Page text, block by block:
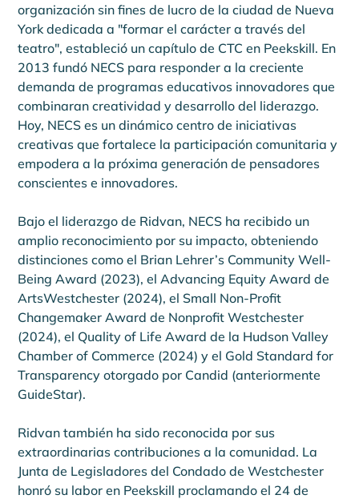
organización sin fines de lucro de la ciudad de Nueva
York dedicada a "formar el carácter a través del
teatro", estableció un capítulo de CTC en Peekskill. En
2013 fundó NECS para responder a la creciente
demanda de programas educativos innovadores que
combinaran creatividad y desarrollo del liderazgo.
Hoy, NECS es un dinámico centro de iniciativas
creativas que fortalece la participación comunitaria y
empodera a la próxima generación de pensadores
conscientes e innovadores.
Bajo el liderazgo de Ridvan, NECS ha recibido un
amplio reconocimiento por su impacto, obteniendo
distinciones como el Brian Lehrer’s Community Well-
Being Award (2023), el Advancing Equity Award de
ArtsWestchester (2024), el Small Non-Profit
Changemaker Award de Nonprofit Westchester
(2024), el Quality of Life Award de la Hudson Valley
Chamber of Commerce (2024) y el Gold Standard for
Transparency otorgado por Candid (anteriormente
GuideStar).
Ridvan también ha sido reconocida por sus
extraordinarias contribuciones a la comunidad. La
Junta de Legisladores del Condado de Westchester
honró su labor en Peekskill proclamando el 24 de